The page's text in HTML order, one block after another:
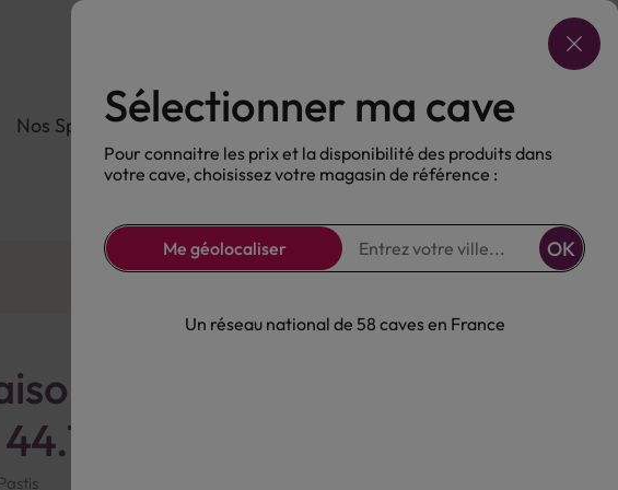
Choisir ma cave
Nos Spiritueux Nos Bières Sans alcool
Genestine
Sélectionner ma cave
Pour connaitre les prix et la disponibilité des produits dans
votre cave, choisissez votre magasin de référence :
Me géolocaliser OK
Un réseau national de 58 caves en France